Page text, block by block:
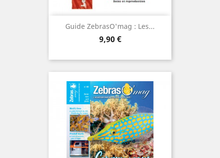
Guide ZebrasO'mag : Les...
Prix
9,90 €